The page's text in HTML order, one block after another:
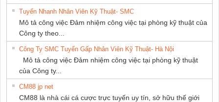
Tuyển Nhanh Nhân Viên Kỹ Thuật- SMC
Mô tả công việc Đảm nhiệm công việc tại phòng kỹ thuật của
Công ty theo...
Công Ty SMC Tuyển Gấp Nhân Viên Kỹ Thuật- Hà Nội
Mô tả công việc Đảm nhiệm công việc tại phòng kỹ thuật
của Công ty...
CM88 jp net
CM88 là nhà cái cá cược trực tuyến uy tín, sở hữu thế giới